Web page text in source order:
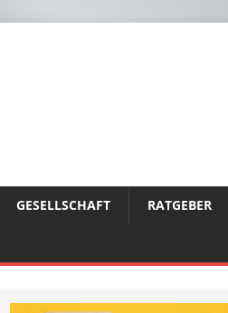
GESELLSCHAFT RATGEBER